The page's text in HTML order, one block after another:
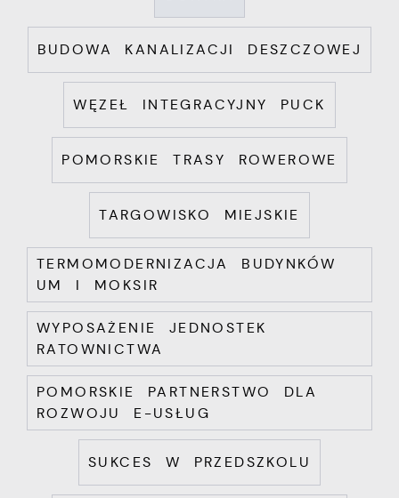
BUDOWA KANALIZACJI DESZCZOWEJ
WĘZEŁ INTEGRACYJNY PUCK
POMORSKIE TRASY ROWEROWE
TARGOWISKO MIEJSKIE
TERMOMODERNIZACJA BUDYNKÓW
UM I MOKSIR
WYPOSAŻENIE JEDNOSTEK
RATOWNICTWA
POMORSKIE PARTNERSTWO DLA
ROZWOJU E-USŁUG
SUKCES W PRZEDSZKOLU